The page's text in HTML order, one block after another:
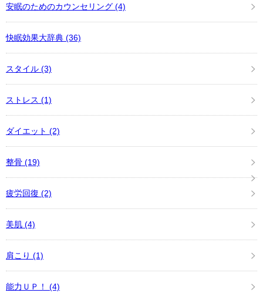
安眠のためのカウンセリング (4)
快眠効果大辞典 (36)
スタイル (3)
ストレス (1)
ダイエット (2)
整骨 (19)
疲労回復 (2)
美肌 (4)
肩こり (1)
能力ＵＰ！ (4)